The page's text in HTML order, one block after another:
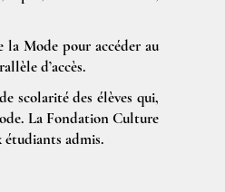
la Mode pour accéder au
d’accès.
scolarité des élèves qui,
La Fondation Culture
étudiants admis.